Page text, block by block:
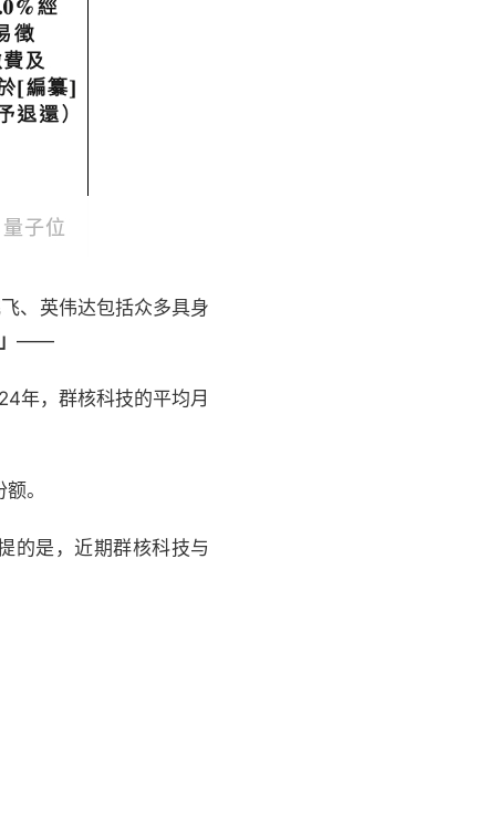
、英伟达包括众多具身
——
年，群核科技的平均月
。
的是，近期群核科技与